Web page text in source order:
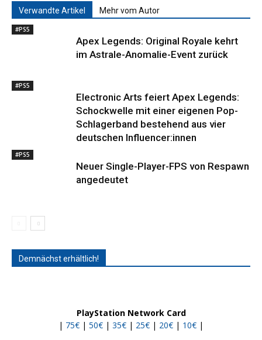
Verwandte Artikel Mehr vom Autor
#PS5
Apex Legends: Original Royale kehrt
im Astrale-Anomalie-Event zurück
#PS5
Electronic Arts feiert Apex Legends:
Schockwelle mit einer eigenen Pop-
Schlagerband bestehend aus vier
deutschen Influencer:innen
#PS5
Neuer Single-Player-FPS von Respawn
angedeutet
Demnächst erhältlich!
PlayStation Network Card
| 75€ | 50€ | 35€ | 25€ | 20€ | 10€ |